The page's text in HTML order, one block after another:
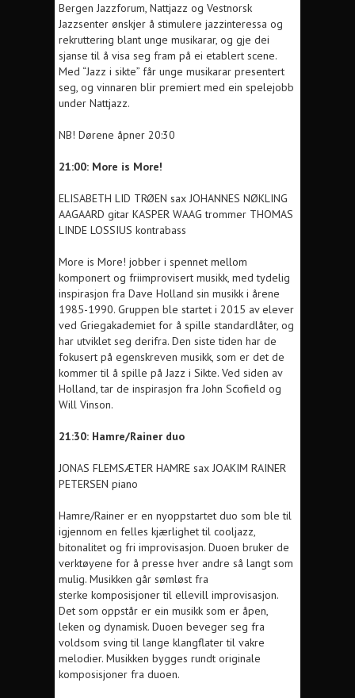
Bergen Jazzforum, Nattjazz og Vestnorsk
Jazzsenter ønskjer å stimulere jazzinteressa og
rekruttering blant unge musikarar, og gje dei
sjanse til å visa seg fram på ei etablert scene.
Med “Jazz i sikte” får unge musikarar presentert
seg, og vinnaren blir premiert med ein spelejobb
under Nattjazz.
NB! Dørene åpner 20:30
21:00: More is More!
ELISABETH LID TRØEN sax JOHANNES NØKLING
AAGAARD gitar KASPER WAAG trommer THOMAS
LINDE LOSSIUS kontrabass
More is More! jobber i spennet mellom
komponert og friimprovisert musikk, med tydelig
inspirasjon fra Dave Holland sin musikk i årene
1985-1990. Gruppen ble startet i 2015 av elever
ved Griegakademiet for å spille standardlåter, og
har utviklet seg derifra. Den siste tiden har de
fokusert på egenskreven musikk, som er det de
kommer til å spille på Jazz i Sikte. Ved siden av
Holland, tar de inspirasjon fra John Scofield og
Will Vinson.
21:30: Hamre/Rainer duo
JONAS FLEMSÆTER HAMRE sax JOAKIM RAINER
PETERSEN piano
Hamre/Rainer er en nyoppstartet duo som ble til
igjennom en felles kjærlighet til cooljazz,
bitonalitet og fri improvisasjon. Duoen bruker de
verktøyene for å presse hver andre så langt som
mulig. Musikken går sømløst fra
sterke komposisjoner til ellevill improvisasjon.
Det som oppstår er ein musikk som er åpen,
leken og dynamisk. Duoen beveger seg fra
voldsom sving til lange klangflater til vakre
melodier. Musikken bygges rundt originale
komposisjoner fra duoen.